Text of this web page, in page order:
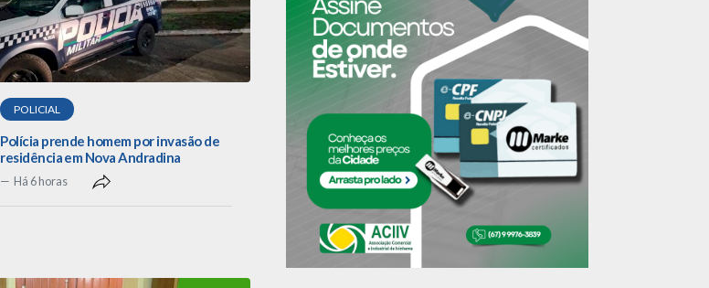
POLICIAL
Polícia prende homem por invasão de
residência em Nova Andradina
Há 6 horas